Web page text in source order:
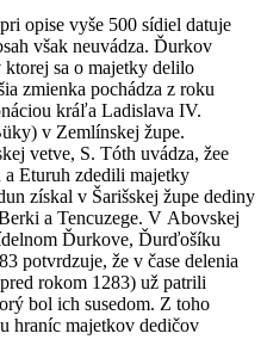
opise vyše 500 sídiel datuje
však neuvádza. Ďurkov
ktorej sa o majetky delilo
zmienka pochádza z roku
kráľa Ladislava IV.
v Zemlínskej župe.
vetve, S. Tóth uvádza, žee
Eturuh zdedili majetky
získal v Šarišskej župe dediny
a Tencuzege. V Abovskej
Ďurkove, Ďurďošíku
potvrdzuje, že v čase delenia
rokom 1283) už patrili
bol ich susedom. Z toho
hraníc majetkov dedičov